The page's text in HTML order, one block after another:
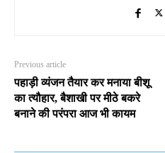
Previous article
पहाड़ी व्यंजन तैयार कर मनाया बीशू
का त्यौहार, बैशाखी पर मीठे बकरे
बनाने की परंपरा आज भी कायम